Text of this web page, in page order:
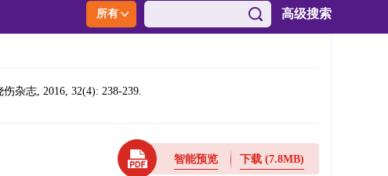
高级搜索
杂志, 2016, 32(4): 238-239.
智能预览 下载(7.8MB)